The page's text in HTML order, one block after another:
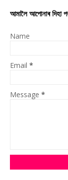
আমালৈ আপোনাৰ দিহা
Name
Email *
Message *